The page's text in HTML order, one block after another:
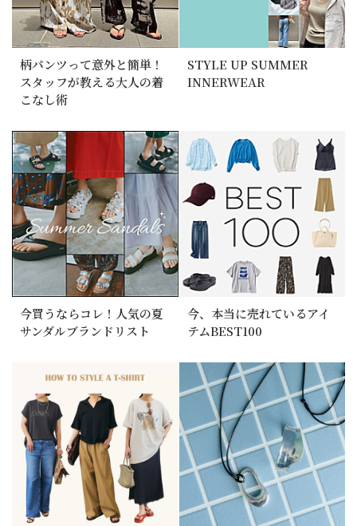
柄パンツって意外と簡単！
スタッフが教える大人の着
こなし術
STYLE UP SUMMER
INNERWEAR
今買うならコレ！人気の夏
サンダルブランドリスト
今、本当に売れているアイ
テムBEST100